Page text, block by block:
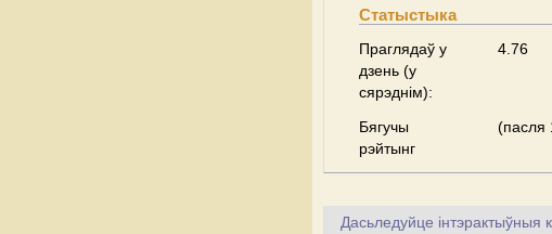
Статыстыка
Праглядаў у
дзень (у
сярэднім):
4.76
Бягучы
рэйтынг
(пасля
Дасьледуйце інтэрактыўныя